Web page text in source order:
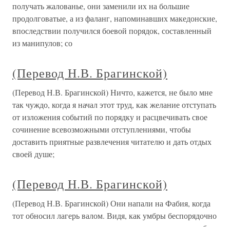
получать жалованье, они заменили их на большие
продолговатые, а из фаланг, напоминавших македонские,
впоследствии получился боевой порядок, составленный
из манипулов; со
(Перевод Н.В. Брагинской)
(Перевод Н.В. Брагинской) Ничто, кажется, не было мне
так чуждо, когда я начал этот труд, как желание отступать
от изложения событий по порядку и расцвечивать свое
сочинение всевозможными отступлениями, чтобы
доставить приятные развлечения читателю и дать отдых
своей душе;
(Перевод Н.В. Брагинской)
(Перевод Н.В. Брагинской) Они напали на Фабия, когда
тот обносил лагерь валом. Видя, как умбры беспорядочно